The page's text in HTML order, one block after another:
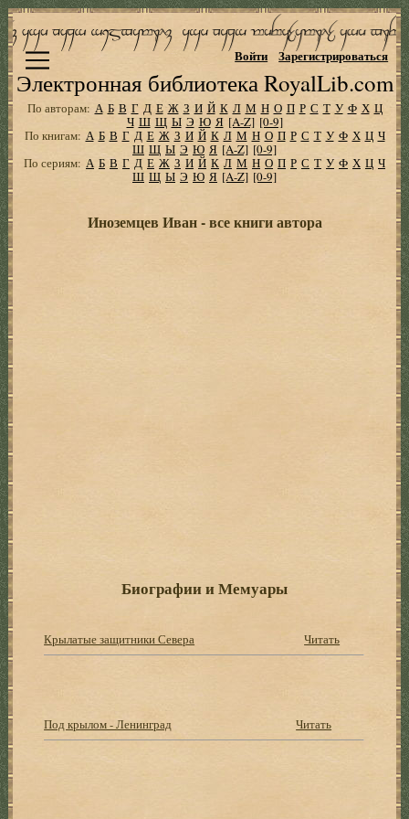
Электронная библиотека RoyalLib.com
Войти Зарегистрироваться
По авторам: А Б В Г Д Е Ж З И Й К Л М Н О П Р С Т У Ф Х Ц
Ч Ш Щ Ы Э Ю Я [A-Z] [0-9]
По книгам: А Б В Г Д Е Ж З И Й К Л М Н О П Р С Т У Ф Х Ц Ч
Ш Щ Ы Э Ю Я [A-Z] [0-9]
По сериям: А Б В Г Д Е Ж З И Й К Л М Н О П Р С Т У Ф Х Ц Ч
Ш Щ Ы Э Ю Я [A-Z] [0-9]
Иноземцев Иван - все книги автора
Биографии и Мемуары
Крылатые защитники Севера Читать
Под крылом - Ленинград Читать